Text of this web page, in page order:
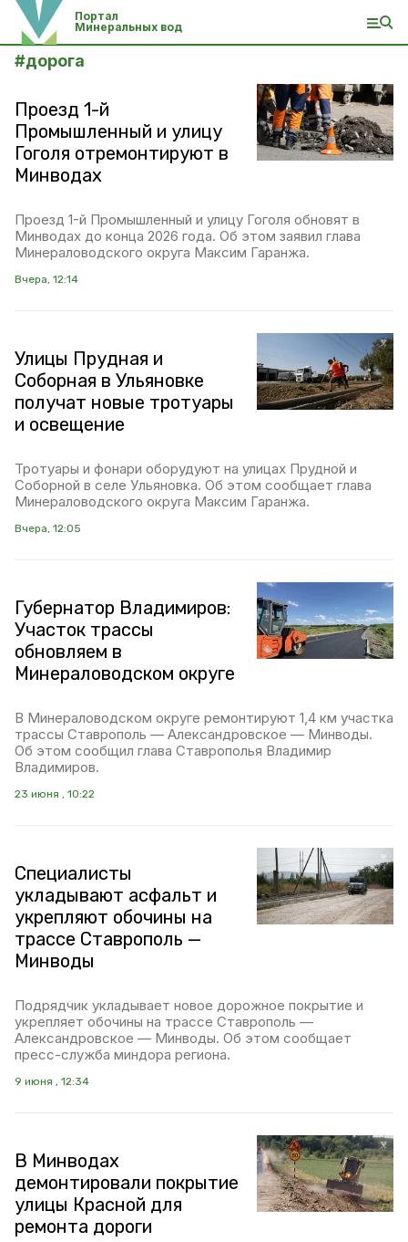
Портал
Минеральных вод
#дорога
Проезд 1-й
Промышленный и улицу
Гоголя отремонтируют в
Минводах
Проезд 1-й Промышленный и улицу Гоголя обновят в
Минводах до конца 2026 года. Об этом заявил глава
Минераловодского округа Максим Гаранжа.
Вчера, 12:14
Улицы Прудная и
Соборная в Ульяновке
получат новые тротуары
и освещение
Тротуары и фонари оборудуют на улицах Прудной и
Соборной в селе Ульяновка. Об этом сообщает глава
Минераловодского округа Максим Гаранжа.
Вчера, 12:05
Губернатор Владимиров:
Участок трассы
обновляем в
Минераловодском округе
В Минераловодском округе ремонтируют 1,4 км участка
трассы Ставрополь — Александровское — Минводы.
Об этом сообщил глава Ставрополья Владимир
Владимиров.
23 июня , 10:22
Специалисты
укладывают асфальт и
укрепляют обочины на
трассе Ставрополь —
Минводы
Подрядчик укладывает новое дорожное покрытие и
укрепляет обочины на трассе Ставрополь —
Александровское — Минводы. Об этом сообщает
пресс-служба миндора региона.
9 июня , 12:34
В Минводах
демонтировали покрытие
улицы Красной для
ремонта дороги